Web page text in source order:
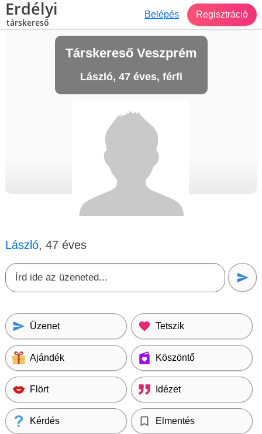
Erdélyi
társkereső
Belépés Regisztráció
Társkereső Veszprém
László, 47 éves, férfi
László, 47 éves
Üzenet Tetszik
Ajándék Köszöntő
Flört Idézet
Kérdés Elmentés